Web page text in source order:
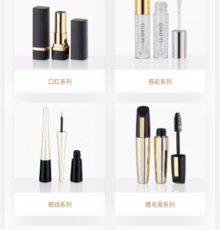
口红系列 唇彩系列
眼线系列 睫毛膏系列